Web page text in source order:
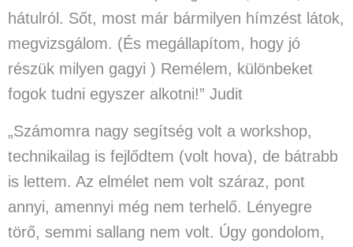
hátulról. Sőt, most már bármilyen hímzést látok,
megvizsgálom. (És megállapítom, hogy jó
részük milyen gagyi ) Remélem, különbeket
fogok tudni egyszer alkotni!” Judit
„Számomra nagy segítség volt a workshop,
technikailag is fejlődtem (volt hova), de bátrabb
is lettem. Az elmélet nem volt száraz, pont
annyi, amennyi még nem terhelő. Lényegre
törő, semmi sallang nem volt. Úgy gondolom,